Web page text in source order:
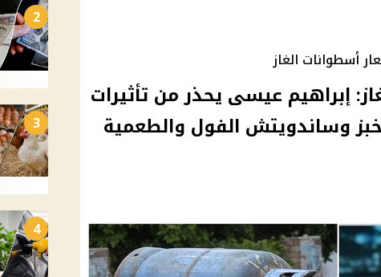
أسطوانات الغاز
إبراهيم عيسى يحذر من تأثيرات
وساندويتش الفول والطعمية
2
3
4